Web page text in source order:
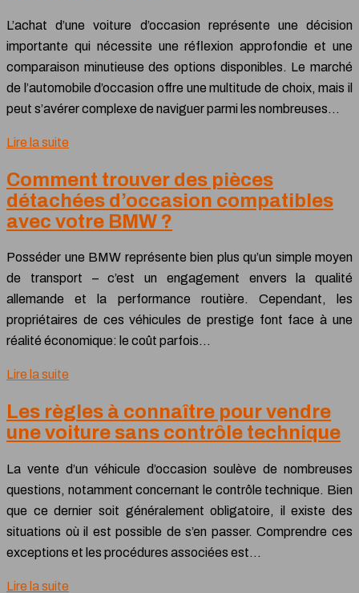
L’achat d’une voiture d’occasion représente une décision
importante qui nécessite une réflexion approfondie et une
comparaison minutieuse des options disponibles. Le marché
de l’automobile d’occasion offre une multitude de choix, mais il
peut s’avérer complexe de naviguer parmi les nombreuses…
Lire la suite
Comment trouver des pièces
détachées d’occasion compatibles
avec votre BMW ?
Posséder une BMW représente bien plus qu’un simple moyen
de transport – c’est un engagement envers la qualité
allemande et la performance routière. Cependant, les
propriétaires de ces véhicules de prestige font face à une
réalité économique: le coût parfois…
Lire la suite
Les règles à connaître pour vendre
une voiture sans contrôle technique
La vente d’un véhicule d’occasion soulève de nombreuses
questions, notamment concernant le contrôle technique. Bien
que ce dernier soit généralement obligatoire, il existe des
situations où il est possible de s’en passer. Comprendre ces
exceptions et les procédures associées est…
Lire la suite